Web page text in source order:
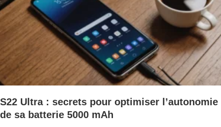
S22 Ultra : secrets pour optimiser l’autonomie
de sa batterie 5000 mAh